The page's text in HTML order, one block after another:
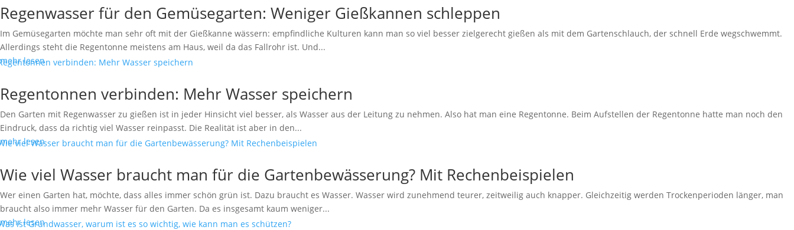
Regenwasser für den Gemüsegarten: Weniger Gießkannen schleppen
Im Gemüsegarten möchte man sehr oft mit der Gießkanne wässern: empfindliche Kulturen kann man so viel besser zielgerecht gießen als mit dem Gartenschlauch, der schnell Erde wegschwemmt.
Allerdings steht die Regentonne meistens am Haus, weil da das Fallrohr ist. Und...
mehr lesen
Regentonnen verbinden: Mehr Wasser speichern
Den Garten mit Regenwasser zu gießen ist in jeder Hinsicht viel besser, als Wasser aus der Leitung zu nehmen. Also hat man eine Regentonne. Beim Aufstellen der Regentonne hatte man noch den
Eindruck, dass da richtig viel Wasser reinpasst. Die Realität ist aber in den...
mehr lesen
Wie viel Wasser braucht man für die Gartenbewässerung? Mit Rechenbeispielen
Wer einen Garten hat, möchte, dass alles immer schön grün ist. Dazu braucht es Wasser. Wasser wird zunehmend teurer, zeitweilig auch knapper. Gleichzeitig werden Trockenperioden länger, man
braucht also immer mehr Wasser für den Garten. Da es insgesamt kaum weniger...
mehr lesen